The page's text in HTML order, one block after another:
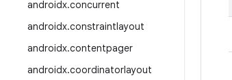
androidx.concurrent
androidx.constraintlayout
androidx.contentpager
androidx.coordinatorlayout